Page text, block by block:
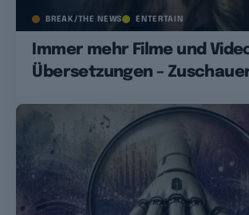
BREAK/THE NEWS ENTERTAIN
Immer mehr Filme und
Übersetzungen –